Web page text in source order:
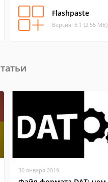
Flashpaste
Версия: 6.1 (2.55 МБ)
30 января 2019